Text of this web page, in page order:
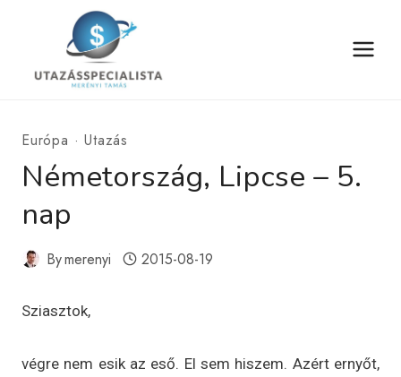
Európa ·Utazás
Németország, Lipcse – 5.
nap
Bymerenyi 2015-08-19
Sziasztok,
végre nem esik az eső. El sem hiszem. Azért ernyőt,